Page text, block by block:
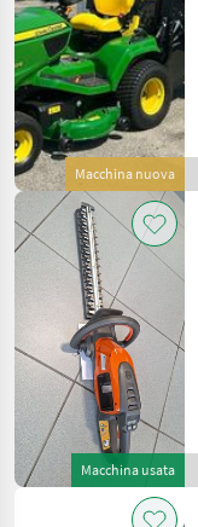
Macchina nuova
Macchina usata